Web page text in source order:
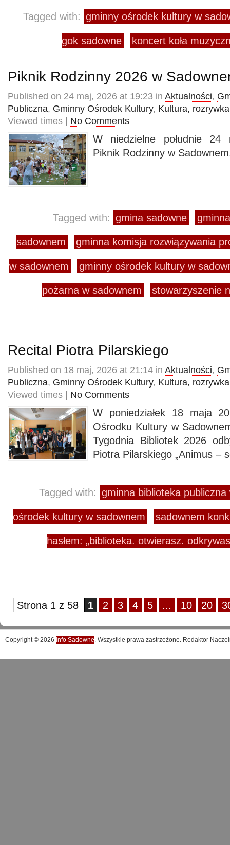
Tagged with: gminny ośrodek kultury w
gok sadowne koncert koła
Piknik Rodzinny 2026 w
Published on 24 maj, 2026 at 19:23 in Aktualności,
Publiczna, Gminny Ośrodek Kultury, Kultura,
Viewed times | No Comments
W niedzielne południe 24
Piknik Rodzinny w
Tagged with: gmina sadowne
sadownem gminna komisja rozwiązywania
w sadownem gminny ośrodek kultury w
pożarna w sadownem stowarzyszenie
Recital Piotra Pilarskiego
Published on 18 maj, 2026 at 21:14 in Aktualności,
Publiczna, Gminny Ośrodek Kultury, Kultura,
Viewed times | No Comments
W poniedziałek 18 maja
Ośrodku Kultury w
Tygodnia Bibliotek 2026
Piotra Pilarskiego „Animus –
Tagged with: gminna biblioteka
ośrodek kultury w sadownem sadownem
hasłem: „biblioteka. otwierasz.
Strona 1 z 58 1 2 3 4 5 ... 10 20
Copyright © 2026 Info Sadowne. Wszystkie prawa zastrzeżone. Redaktor